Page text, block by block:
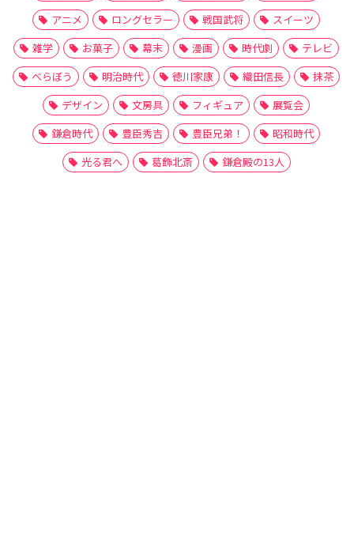
アニメ
ロングセラー 戦国武将
スイーツ
雑学
お菓子 幕末 漫画 時代劇
テレビ
べらぼう
明治時代 徳川家康 織田信長
抹茶
デザイン
文房具 フィギュア
展覧会
鎌倉時代
豊臣秀吉 豊臣兄弟！
昭和時代
光る君へ
葛飾北斎 鎌倉殿の13人